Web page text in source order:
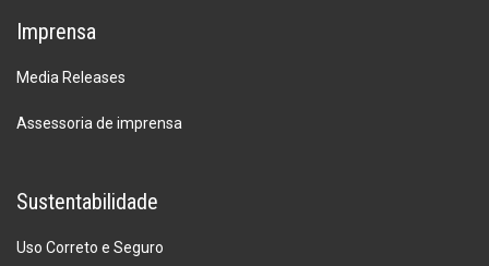
Imprensa
Media Releases
Assessoria de imprensa
Sustentabilidade
Uso Correto e Seguro